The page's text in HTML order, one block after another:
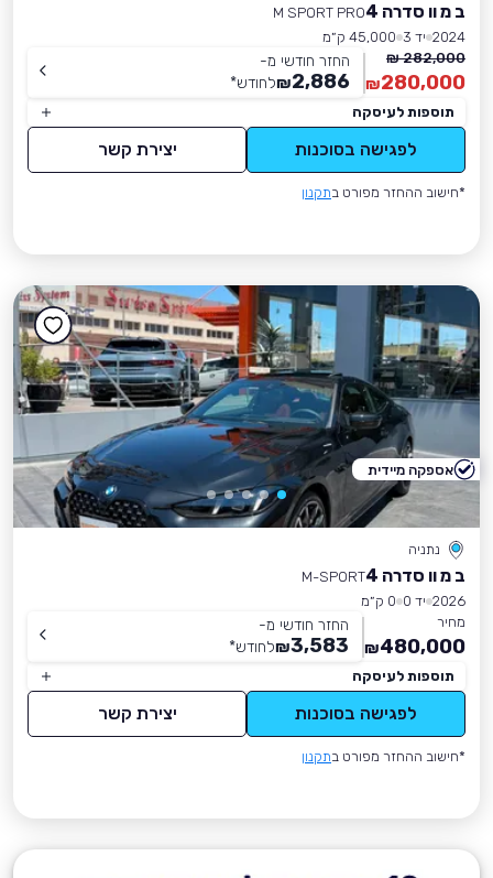
ב מ וו סדרה 4
M SPORT PRO
2024 יד 3
45,000 ק״מ
282,000 ₪
280,000
₪
החזר חודשי מ-
2,886
₪לחודש*
תוספות לעיסקה
לפגישה בסוכנות יצירת קשר
*חישוב ההחזר מפורט בתקנון
נתניה
ב מ וו סדרה 4
M-SPORT
2026 יד 0
0 ק״מ
מחיר
480,000
₪
החזר חודשי מ-
3,583
₪לחודש*
תוספות לעיסקה
לפגישה בסוכנות יצירת קשר
*חישוב ההחזר מפורט בתקנון
אספקה מיידית